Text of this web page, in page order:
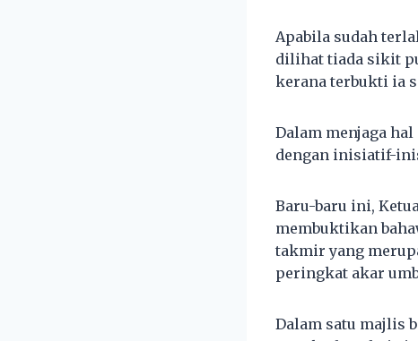
Apabila sudah
dilihat tiada sikit
kerana terbukti ia
Dalam menjaga
dengan inisiatif-
Baru-baru ini,
membuktikan
takmir yang
peringkat akar
Dalam satu majlis